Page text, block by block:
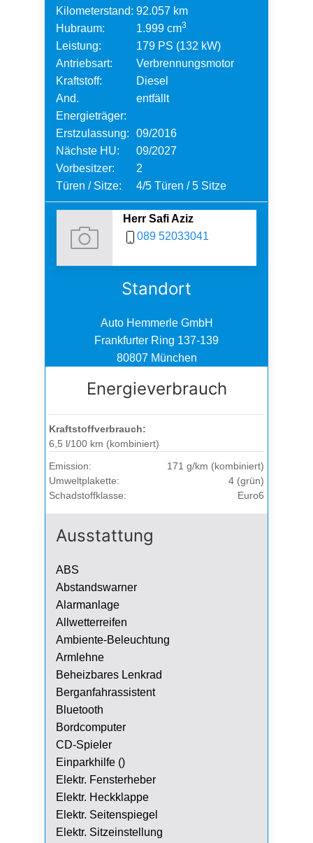
Kilometerstand: 92.057 km
Hubraum:
1.999 cm3
Leistung:
179 PS (132 kW)
Antriebsart:
Verbrennungsmotor
Kraftstoff:
Diesel
And.
Energieträger:
entfällt
Erstzulassung:
09/2016
Nächste HU:
09/2027
Vorbesitzer:
2
Türen / Sitze:
4/5 Türen / 5 Sitze
Herr Safi Aziz
089 52033041
Standort
Auto Hemmerle GmbH
Frankfurter Ring 137-139
80807 München
Energieverbrauch
Kraftstoffverbrauch:
6,5 l/100 km (kombiniert)
Emission:
171 g/km (kombiniert)
Umweltplakette:
4 (grün)
Schadstoffklasse:
Euro6
Ausstattung
ABS
Abstandswarner
Alarmanlage
Allwetterreifen
Ambiente-Beleuchtung
Armlehne
Beheizbares Lenkrad
Berganfahrassistent
Bluetooth
Bordcomputer
CD-Spieler
Einparkhilfe ()
Elektr. Fensterheber
Elektr. Heckklappe
Elektr. Seitenspiegel
Elektr. Sitzeinstellung